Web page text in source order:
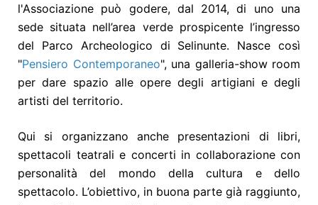
l'Associazione può godere, dal 2014, di uno una
sede situata nell’area verde prospicente l’ingresso
del Parco Archeologico di Selinunte. Nasce così
"Pensiero Contemporaneo", una galleria-show room
per dare spazio alle opere degli artigiani e degli
artisti del territorio.
Qui si organizzano anche presentazioni di libri,
spettacoli teatrali e concerti in collaborazione con
personalità del mondo della cultura e dello
spettacolo. L’obiettivo, in buona parte già raggiunto,